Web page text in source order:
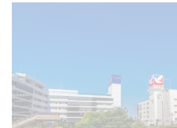
浮気調査選びで重要なサポ
調査成功率が高い理由を徹底解説
浮気調査の成功率に影響す